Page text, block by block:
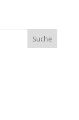
Suche